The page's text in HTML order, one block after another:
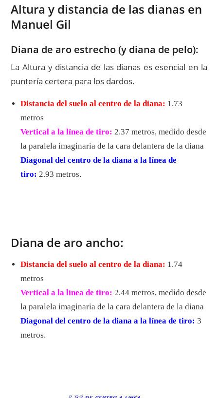
Altura y distancia de las dianas en
Manuel Gil
Diana de aro estrecho (y diana de pelo):
La Altura y distancia de las dianas es esencial en la
puntería certera para los dardos.
Distancia del suelo al centro de la diana: 1.73
metros
Vertical a la línea de tiro: 2.37 metros, medido desde
la paralela imaginaria de la cara delantera de la diana
Diagonal del centro de la diana a la línea de
tiro: 2.93 metros.
Diana de aro ancho:
Distancia del suelo al centro de la diana: 1.74
metros
Vertical a la línea de tiro: 2.44 metros, medido desde
la paralela imaginaria de la cara delantera de la diana
Diagonal del centro de la diana a la línea de tiro: 3
metros.